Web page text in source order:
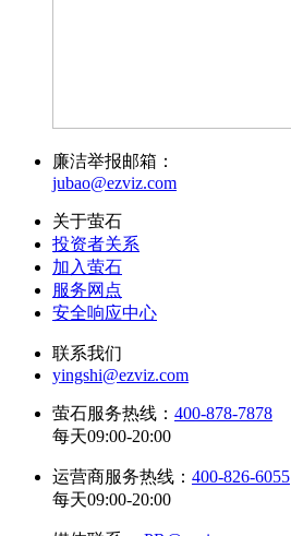
廉洁举报邮箱：
jubao@ezviz.com
关于萤石
投资者关系
加入萤石
服务网点
安全响应中心
联系我们
yingshi@ezviz.com
萤石服务热线： 400-878-7878
每天09:00-20:00
运营商服务热线： 400-826-6055
每天09:00-20:00